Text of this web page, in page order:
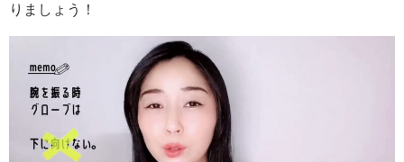
りましょう！